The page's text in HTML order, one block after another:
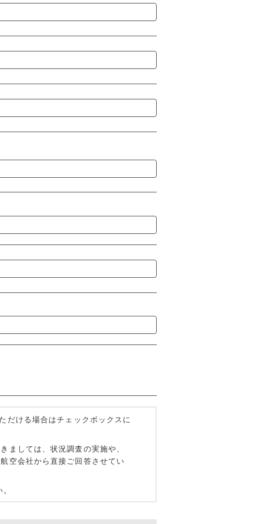
だける場合はチェックボックスに
ましては、状況調査の実施や、
空会社から直接ご回答させてい